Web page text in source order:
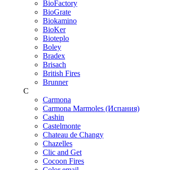
BioFactory
BioGrate
Biokamino
BioKer
Bioteplo
Boley
Bradex
Brisach
British Fires
Brunner
C
Carmona
Carmona Marmoles (Испания)
Cashin
Castelmonte
Chateau de Changy
Chazelles
Clic and Get
Cocoon Fires